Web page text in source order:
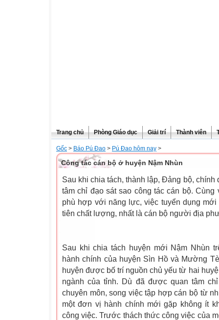
Trang chủ Phòng Giáo dục Giải trí Thành viên
Gốc > Báo Pú Đao > Pú Đao hôm nay >
Công tác cán bộ ở huyện Nậm Nhùn
Sau khi chia tách, thành lập, Đảng bộ, chính
tâm chỉ đạo sát sao công tác cán bộ.
phù hợp với năng lực, việc tuyển dụng
tiên chất lượng, nhất là cán bộ người địa
Sau khi chia tách huyện mới Nậm Nhùn
hành chính của huyện Sìn Hồ và Mường
huyện được bố trí nguồn chủ yếu từ hai
ngành của tỉnh. Dù đã được quan tâm
chuyên môn, song việc tập hợp cán bộ từ
một đơn vị hành chính mới gặp không ít
công việc. Trước thách thức công việc của